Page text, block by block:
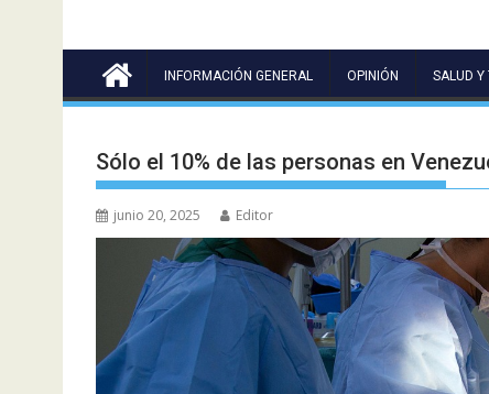
INFORMACIÓN GENERAL OPINIÓN SALUD Y
Sólo el 10% de las personas en
junio 20, 2025 Editor